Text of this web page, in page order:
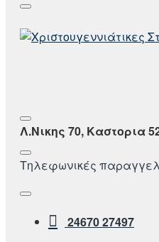
Λ.Νικης 70, Καστορια
Τηλεφωνικές
24670 27497